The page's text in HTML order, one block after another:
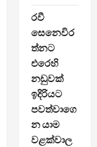
රවී
සෙනෙවිර
ත්නට
එරෙහි
නඩුවක්
ඉදිරියට
පවත්වාගෙ
න යාම
වළක්වාල